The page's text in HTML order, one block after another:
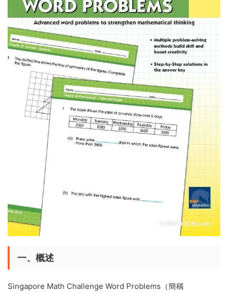
一、概述
Singapore Math Challenge Word Problems（簡稱